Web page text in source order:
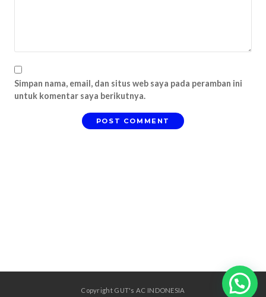
Simpan nama, email, dan situs web saya pada peramban ini
untuk komentar saya berikutnya.
Copyright GUT's AC INDONESIA